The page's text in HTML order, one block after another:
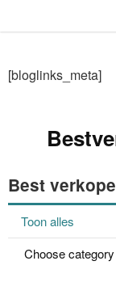
[bloglinks_meta]
Best
Toon alles
Choose category